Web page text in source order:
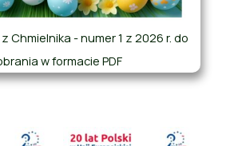
Chmielnika - numer 1 z 2026 r. do
w formacie PDF